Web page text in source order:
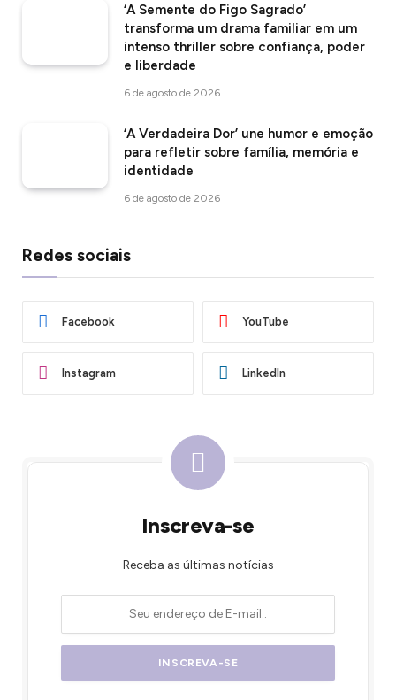
‘A Semente do Figo Sagrado’
transforma um drama familiar em um
intenso thriller sobre confiança, poder
e liberdade
6 de agosto de 2026
‘A Verdadeira Dor’ une humor e emoção
para refletir sobre família, memória e
identidade
6 de agosto de 2026
Redes sociais
Facebook YouTube
Instagram LinkedIn
Inscreva-se
Receba as últimas notícias